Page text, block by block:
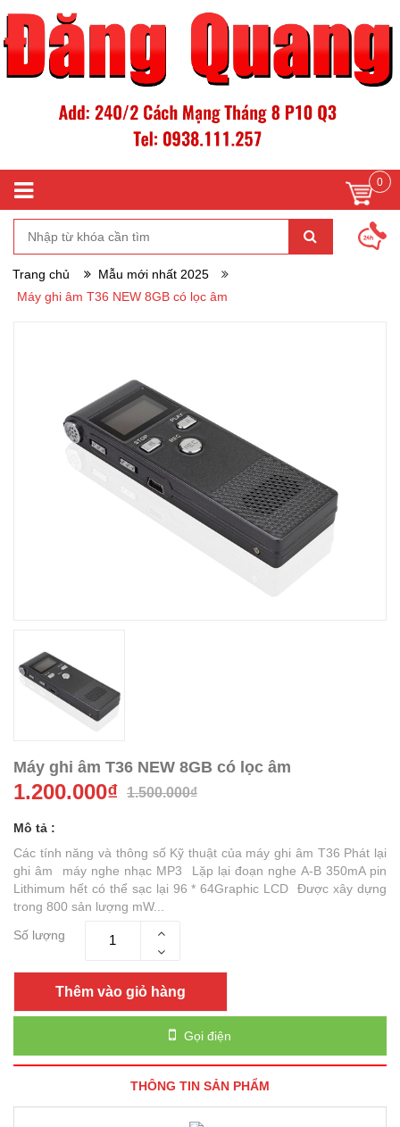
0
Trang chủ
Mẫu mới nhất 2025
Máy ghi âm T36 NEW 8GB có lọc âm
Máy ghi âm T36 NEW 8GB có lọc âm
1.200.000₫ 1.500.000₫
Mô tả :
Các tính năng và thông số Kỹ thuật của máy ghi âm T36 Phát lại
ghi âm máy nghe nhạc MP3 Lặp lại đoạn nghe A-B 350mA pin
Lithimum hết có thể sạc lại 96 * 64Graphic LCD Được xây dựng
trong 800 sản lượng mW...
Số lượng
Thêm vào giỏ hàng
Gọi điện
THÔNG TIN SẢN PHẨM